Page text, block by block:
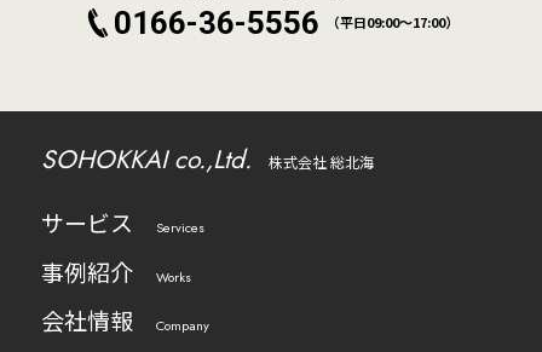
0166-36-5556 （平日09:00～17:00）
SOHOKKAI co.,Ltd. 株式会社 総北海
サービス Services
事例紹介 Works
会社情報 Company